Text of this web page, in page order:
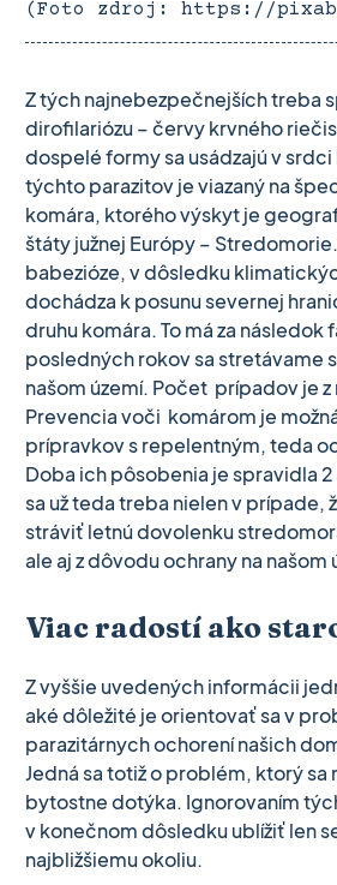
(Foto zdroj: https://
Z tých najnebezpečnejších treba
dirofilariózu – červy krvného
dospelé formy sa usádzajú v
týchto parazitov je viazaný na
komára, ktorého výskyt je
štáty južnej Európy –
babezióze, v dôsledku
dochádza k posunu severnej
druhu komára. To má za následok
posledných rokov sa stretávame
našom území. Počet prípadov je z
Prevencia voči komárom je
prípravkov s repelentným, teda
Doba ich pôsobenia je spravidla
sa už teda treba nielen v prípade,
stráviť letnú dovolenku
ale aj z dôvodu ochrany na našom
Viac radostí ako
Z vyššie uvedených informácii
aké dôležité je orientovať sa v
parazitárnych ochorení našich
Jedná sa totiž o problém, ktorý sa
bytostne dotýka. Ignorovaním
v konečnom dôsledku ublížiť len
najbližšiemu okoliu.